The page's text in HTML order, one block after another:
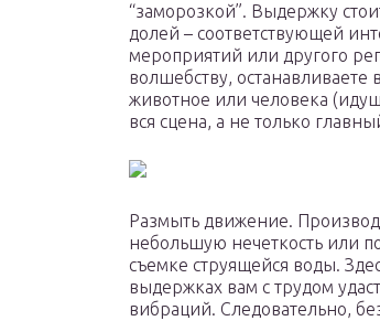
“заморозкой”. Выдержку
долей – соответствующей
мероприятий или другого
волшебству,
животное или человека
вся сцена, а не только
Размыть движение.
небольшую нечеткость или
съемке струящейся воды.
выдержках вам с трудом
вибраций. Следовательно,